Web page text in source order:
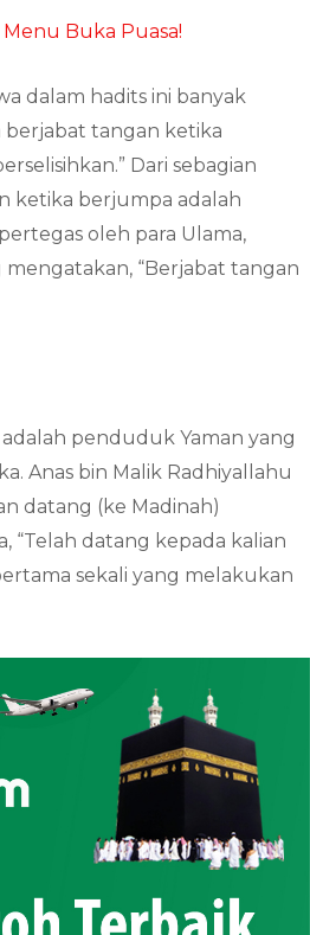
Menu Buka Puasa!
dalam hadits ini banyak
berjabat tangan ketika
Dari sebagian
ketika berjumpa adalah
oleh para Ulama,
“Berjabat tangan
penduduk Yaman yang
Anas bin Malik Radhiyallahu
datang (ke Madinah)
“Telah datang kepada kalian
sekali yang melakukan